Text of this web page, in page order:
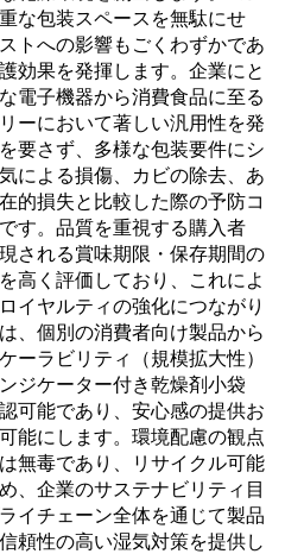
な包装スペースを無駄にせ
トへの影響もごくわずかであ
効果を発揮します。企業にと
電子機器から消費食品に至る
ーにおいて著しい汎用性を発
要さず、多様な包装要件にシ
による損傷、カビの除去、あ
的損失と比較した際の予防コ
す。品質を重視する購入者
される賞味期限・保存期間の
高く評価しており、これによ
イヤルティの強化につながり
、個別の消費者向け製品から
ーラビリティ（規模拡大性）
ジケーター付き乾燥剤小袋
可能であり、安心感の提供お
能にします。環境配慮の観点
無毒であり、リサイクル可能
、企業のサステナビリティ目
イチェーン全体を通じて製品
頼性の高い湿気対策を提供し